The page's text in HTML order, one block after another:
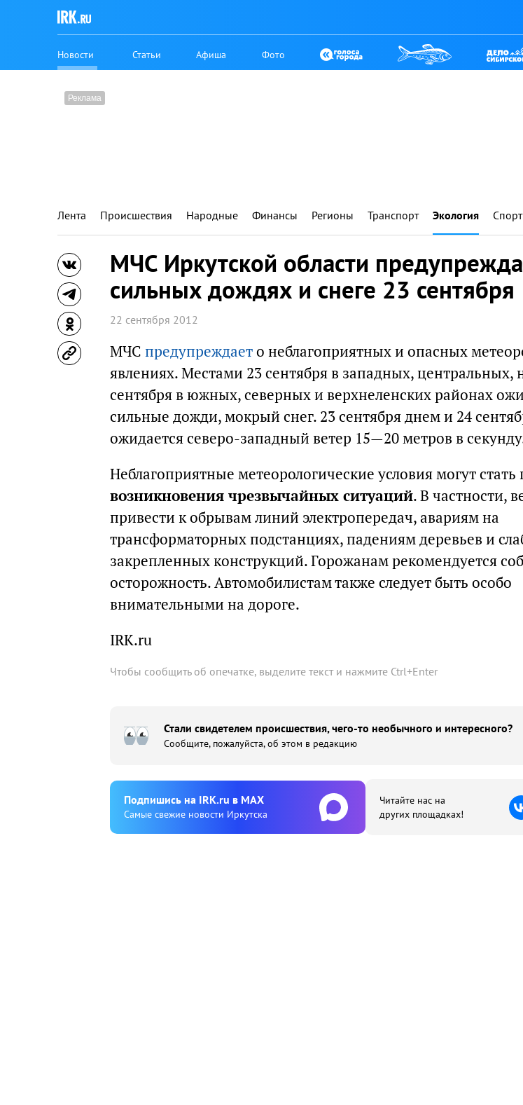
Новости Статьи Афиша Фото
Лента Происшествия Народные Финансы Регионы Транспорт Экология Спорт
МЧС Иркутской области
сильных дождях и снеге 23 сентября
22 сентября 2012
МЧС предупреждаето неблагоприятных и опасных
явлениях. Местами 23 сентября в западных, центральных,
сентября в южных, северных и верхнеленских районах
сильные дожди, мокрый снег. 23 сентября днем и 24
ожидается северо-западный ветер 15—20 метров в
Неблагоприятные метеорологические условия могут
возникновения чрезвычайных ситуаций. В частности,
привести к обрывам линий электропередач, авариям на
трансформаторных подстанциях, падениям деревьев и
закрепленных конструкций. Горожанам рекомендуется
осторожность. Автомобилистам также следует быть особо
внимательными на дороге.
IRK.ru
Чтобы сообщить об опечатке, выделите текст и нажмите Ctrl+Enter
Стали свидетелем происшествия, чего-то необычного и интересного?
Сообщите, пожалуйста, об этом в редакцию
Подпишиcь на IRK.ru в MAX
Cамые свежие новости Иркутска
Читайте нас на
других площадках!